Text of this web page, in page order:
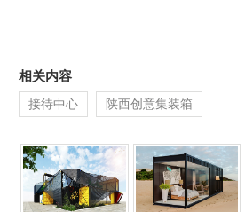
相关内容
接待中心 陕西创意集装箱